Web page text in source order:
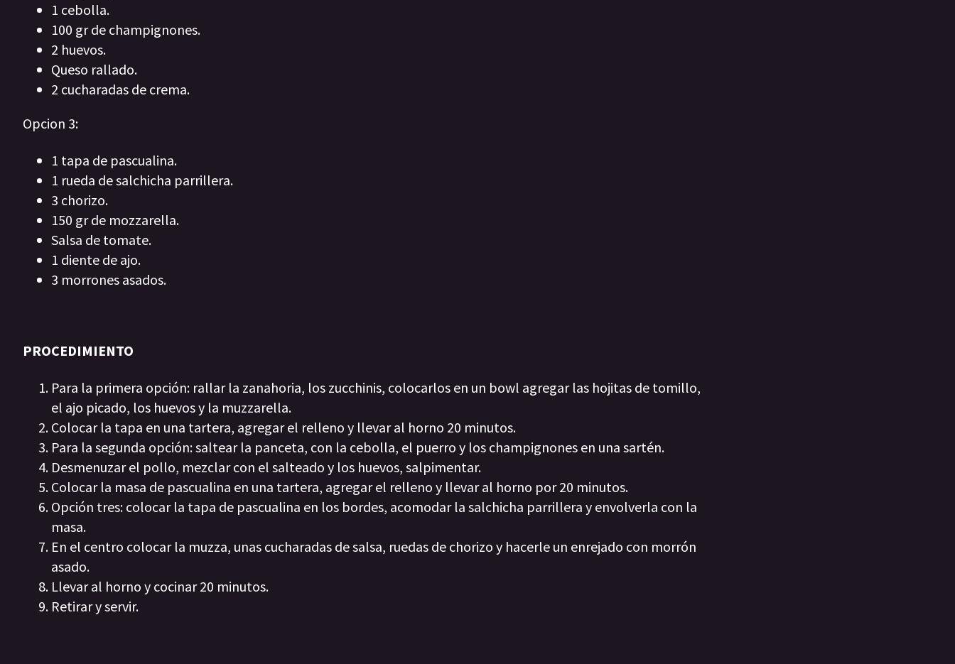
1 cebolla.
100 gr de champignones.
2 huevos.
Queso rallado.
2 cucharadas de crema.
Opcion 3:
1 tapa de pascualina.
1 rueda de salchicha parrillera.
3 chorizo.
150 gr de mozzarella.
Salsa de tomate.
1 diente de ajo.
3 morrones asados.
PROCEDIMIENTO
Para la primera opción: rallar la zanahoria, los zucchinis, colocarlos en un bowl agregar las hojitas de tomillo,
el ajo picado, los huevos y la muzzarella.
Colocar la tapa en una tartera, agregar el relleno y llevar al horno 20 minutos.
Para la segunda opción: saltear la panceta, con la cebolla, el puerro y los champignones en una sartén.
Desmenuzar el pollo, mezclar con el salteado y los huevos, salpimentar.
Colocar la masa de pascualina en una tartera, agregar el relleno y llevar al horno por 20 minutos.
Opción tres: colocar la tapa de pascualina en los bordes, acomodar la salchicha parrillera y envolverla con la
masa.
En el centro colocar la muzza, unas cucharadas de salsa, ruedas de chorizo y hacerle un enrejado con morrón
asado.
Llevar al horno y cocinar 20 minutos.
Retirar y servir.